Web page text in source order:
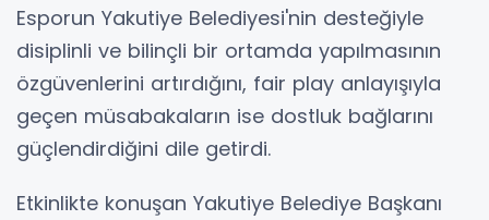
Esporun Yakutiye Belediyesi'nin desteğiyle
disiplinli ve bilinçli bir ortamda yapılmasının
özgüvenlerini artırdığını, fair play anlayışıyla
geçen müsabakaların ise dostluk bağlarını
güçlendirdiğini dile getirdi.
Etkinlikte konuşan Yakutiye Belediye Başkanı